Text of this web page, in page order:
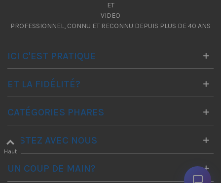
ET
VIDEO
PROFESSIONNEL, CONNU ET RECONNU DEPUIS PLUS DE 40 ANS
ICI C'EST PRATIQUE
ET LA FIDÉLITÉ?
CATÉGORIES PHARES
RESTEZ AVEC NOUS
UN COUP DE MAIN?
Haut